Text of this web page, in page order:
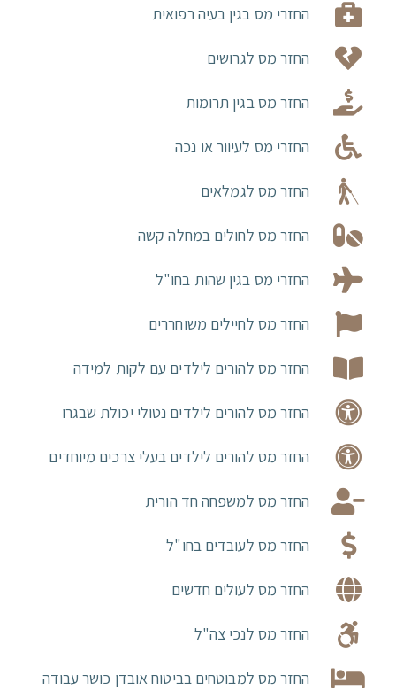
החזרי מס בגין בעיה רפואית
החזר מס לגרושים
החזר מס בגין תרומות
החזרי מס לעיוור או נכה
החזר מס לגמלאים
החזר מס לחולים במחלה קשה
החזרי מס בגין שהות בחו"ל
החזר מס לחיילים משוחררים
החזר מס להורים לילדים עם לקות למידה
החזר מס להורים לילדים נטולי יכולת שבגרו
החזר מס להורים לילדים בעלי צרכים מיוחדים
החזר מס למשפחה חד הורית
החזר מס לעובדים בחו"ל
החזר מס לעולים חדשים
החזר מס לנכי צה"ל
החזר מס למבוטחים בביטוח אובדן כושר עבודה